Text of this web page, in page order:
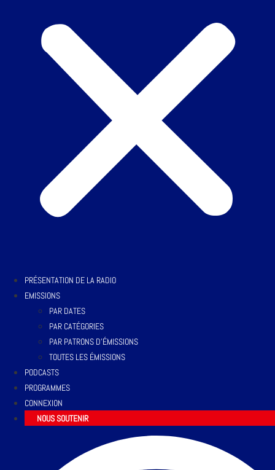
PRÉSENTATION DE LA RADIO
EMISSIONS
PAR DATES
PAR CATÉGORIES
PAR PATRONS D’ÉMISSIONS
TOUTES LES ÉMISSIONS
PODCASTS
PROGRAMMES
CONNEXION
NOUS SOUTENIR